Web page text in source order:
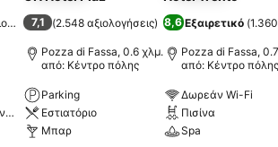
)
7,1 (2.548 αξιολογήσεις)
Pozza di Fassa, 0.6 χλμ.
από: Κέντρο πόλης
Parking
Εστιατόριο
Μπαρ
8,6Εξαιρετικό (
Pozza di Fassa,
από: Κέντρο πόλης
Δωρεάν Wi-Fi
Πισίνα
Spa